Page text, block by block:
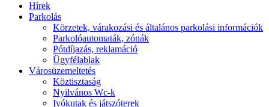
Hírek
Parkolás
Körzetek, várakozási és általános parkolási információk
Parkolóautomaták, zónák
Pótdíjazás, reklamáció
Ügyfélablak
Városüzemeltetés
Köztisztaság
Nyilvános Wc-k
Ivókutak és játszóterek